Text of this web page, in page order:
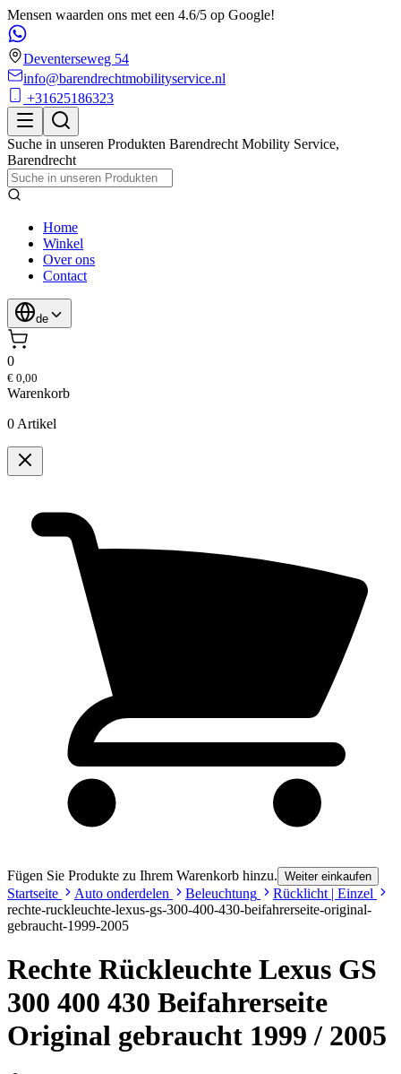
Mensen waarden ons met een 4.6/5 op Google!
Deventerseweg 54
info@barendrechtmobilityservice.nl
+31625186323
Suche in unseren Produkten Barendrecht Mobility Service,
Barendrecht
Home
Winkel
Over ons
Contact
de
0
€ 0,00
Warenkorb
0 Artikel
Fügen Sie Produkte zu Ihrem Warenkorb hinzu. Weiter einkaufen
Startseite Auto onderdelen Beleuchtung
Rücklicht | Einzel
rechte-ruckleuchte-lexus-gs-300-400-430-beifahrerseite-original-
gebraucht-1999-2005
Rechte Rückleuchte Lexus GS
300 400 430 Beifahrerseite
Original gebraucht 1999 / 2005